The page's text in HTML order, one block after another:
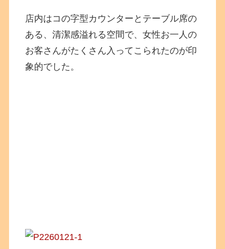
店内はコの字型カウンターとテーブル席の
ある、清潔感溢れる空間で、女性お一人の
お客さんがたくさん入ってこられたのが印
象的でした。